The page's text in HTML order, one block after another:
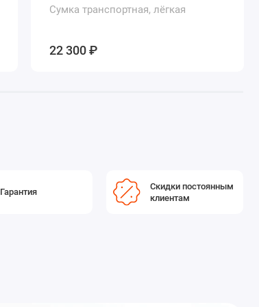
Сумка транспортная, лёгкая
22 300 ₽
Гарантия
Скидки постоянным
клиентам